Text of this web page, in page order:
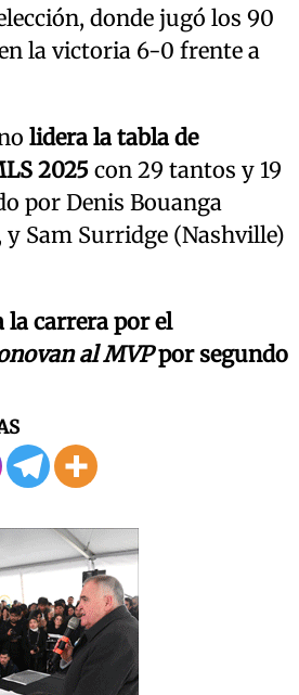
donde jugó los 90
la victoria 6-0 frente a
lidera la tabla de
2025 con 29 tantos y 19
por Denis Bouanga
y Sam Surridge (Nashville)
la carrera por el
al MVPpor segundo